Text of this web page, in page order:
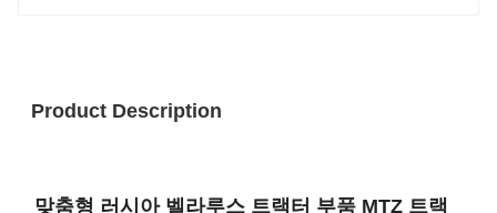
Product Description
맞춤형 러시아 벨라루스 트랙터 부품 MTZ 트랙